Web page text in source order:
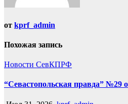
от kprf_admin
Похожая запись
Новости СевКПРФ
“Севастопольская правда” №29